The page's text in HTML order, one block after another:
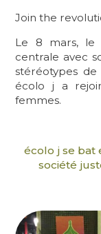
Join the
Le 8 mars, le
centrale avec
stéréotypes de
écolo j a
femmes.
écolo j se bat
société